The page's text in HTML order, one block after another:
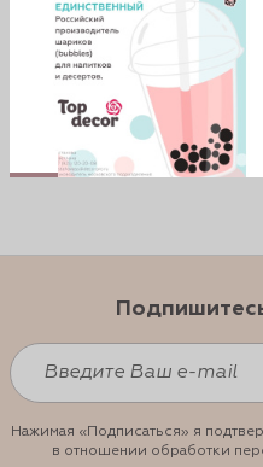
Нажимая «Подписаться» я
в отношении обработки